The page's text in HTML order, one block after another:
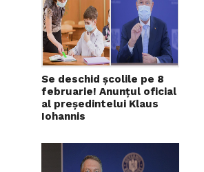
Se deschid școlile pe 8
februarie! Anunțul oficial
al președintelui Klaus
Iohannis